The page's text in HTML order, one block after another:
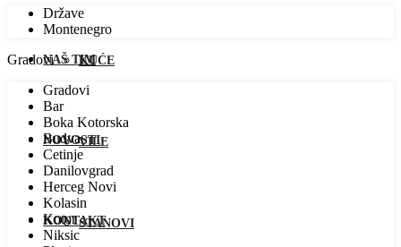
KUĆE
VILE
STANOVI
NAŠ TIM
NOVOSTI
KONTAKT
Države
Montenegro
Gradovi
Gradovi
Bar
Boka Kotorska
Budva
Cetinje
Danilovgrad
Herceg Novi
Kolasin
Kotor
Niksic